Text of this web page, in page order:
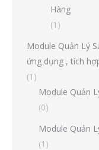
Hàng
(1)
Module Quản Lý
ứng dụng , tích
(1)
Module Quản
(0)
Module Quản
(1)